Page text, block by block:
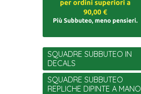
SQUADRE SUBBUTEO IN
DECALS
SQUADRE SUBBUTEO
REPLICHE DIPINTE A MANO